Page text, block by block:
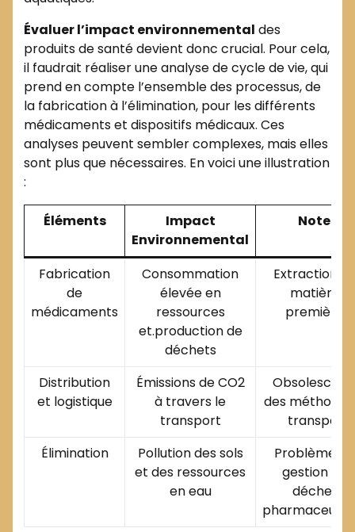
Évaluer l’impact environnemental des
produits de santé devient donc crucial. Pour cela,
il faudrait réaliser une analyse de cycle de vie, qui
prend en compte l’ensemble des processus, de
la fabrication à l’élimination, pour les différents
médicaments et dispositifs médicaux. Ces
analyses peuvent sembler complexes, mais elles
sont plus que nécessaires. En voici une illustration
:
Éléments
Impact
Environnemental
Notes
Fabrication
de
médicaments
Consommation
élevée en
ressources
et.production de
déchets
Extraction
matières
premières
Distribution
et logistique
Émissions de CO2
à travers le
transport
des
transport
Élimination
Pollution des sols
et des ressources
en eau
Problèmes
gestion des
déchets